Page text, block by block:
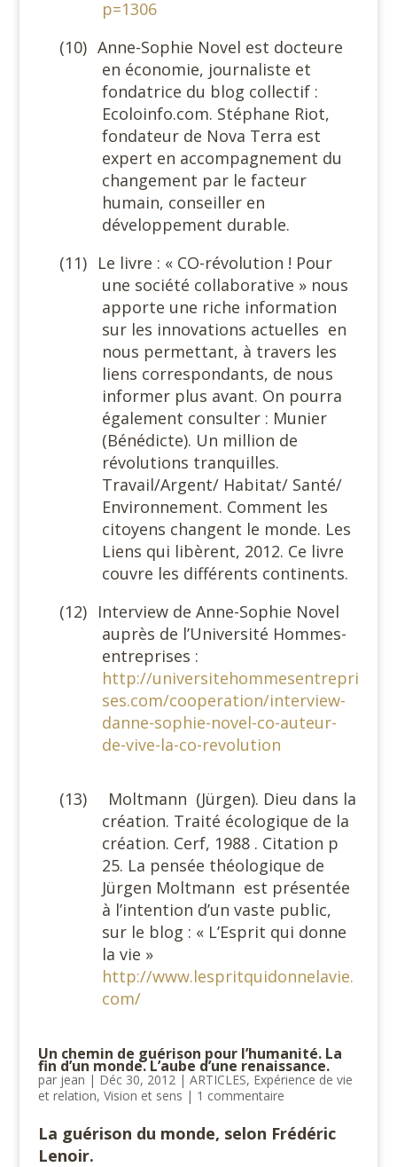
p=1306
(10) Anne-Sophie Novel est docteure
en économie, journaliste et
fondatrice du blog collectif :
Ecoloinfo.com. Stéphane Riot,
fondateur de Nova Terra est
expert en accompagnement du
changement par le facteur
humain, conseiller en
développement durable.
(11)
Le livre : « CO-révolution ! Pour
une société collaborative » nous
apporte une riche information
sur les innovations actuelles en
nous permettant, à travers les
liens correspondants, de nous
informer plus avant. On pourra
également consulter : Munier
(Bénédicte). Un million de
révolutions tranquilles.
Travail/Argent/ Habitat/ Santé/
Environnement. Comment les
citoyens changent le monde. Les
Liens qui libèrent, 2012. Ce livre
couvre les différents continents.
(12)
Interview de Anne-Sophie Novel
auprès de l’Université Hommes-
entreprises :
http://universitehommesentrepri
ses.com/cooperation/interview-
danne-sophie-novel-co-auteur-
de-vive-la-co-revolution
(13) Moltmann (Jürgen). Dieu dans la
création. Traité écologique de la
création. Cerf, 1988 . Citation p
25. La pensée théologique de
Jürgen Moltmann est présentée
à l’intention d’un vaste public,
sur le blog : « L’Esprit qui donne
la vie »
http://www.lespritquidonnelavie.
com/
Un chemin de guérison pour l’humanité. La
fin d’un monde. L’aube d’une renaissance.
par jean | Déc 30, 2012| ARTICLES, Expérience de vie
et relation, Vision et sens | 1 commentaire
La guérison du monde, selon Frédéric
Lenoir.